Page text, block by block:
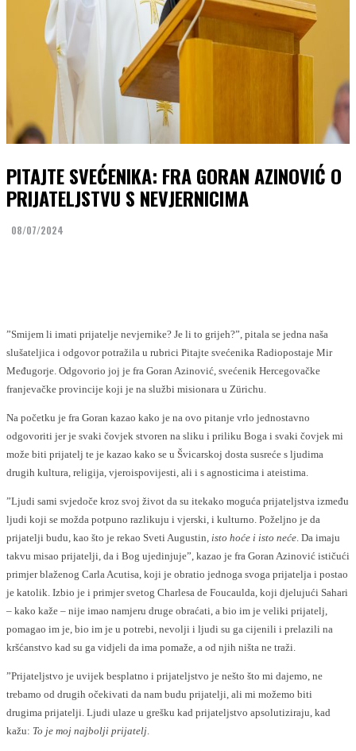
PITAJTE SVEĆENIKA: FRA GORAN AZINOVIĆ O
PRIJATELJSTVU S NEVJERNICIMA
08/07/2024
”Smijem li imati prijatelje nevjernike? Je li to grijeh?”, pitala se jedna naša
slušateljica i odgovor potražila u rubrici Pitajte svećenika Radiopostaje Mir
Međugorje. Odgovorio joj je fra Goran Azinović, svećenik Hercegovačke
franjevačke provincije koji je na službi misionara u Zürichu.
Na početku je fra Goran kazao kako je na ovo pitanje vrlo jednostavno
odgovoriti jer je svaki čovjek stvoren na sliku i priliku Boga i svaki čovjek mi
može biti prijatelj te je kazao kako se u Švicarskoj dosta susreće s ljudima
drugih kultura, religija, vjeroispovijesti, ali i s agnosticima i ateistima.
”Ljudi sami svjedoče kroz svoj život da su itekako moguća prijateljstva između
ljudi koji se možda potpuno razlikuju i vjerski, i kulturno. Poželjno je da
prijatelji budu, kao što je rekao Sveti Augustin, isto hoće i isto neće. Da imaju
takvu misao prijatelji, da i Bog ujedinjuje”, kazao je fra Goran Azinović ističući
primjer blaženog Carla Acutisa, koji je obratio jednoga svoga prijatelja i postao
je katolik. Izbio je i primjer svetog Charlesa de Foucaulda, koji djelujući Sahari
– kako kaže – nije imao namjeru druge obraćati, a bio im je veliki prijatelj,
pomagao im je, bio im je u potrebi, nevolji i ljudi su ga cijenili i prelazili na
kršćanstvo kad su ga vidjeli da ima pomaže, a od njih ništa ne traži.
”Prijateljstvo je uvijek besplatno i prijateljstvo je nešto što mi dajemo, ne
trebamo od drugih očekivati da nam budu prijatelji, ali mi možemo biti
drugima prijatelji. Ljudi ulaze u grešku kad prijateljstvo apsolutiziraju, kad
kažu: To je moj najbolji prijatelj.